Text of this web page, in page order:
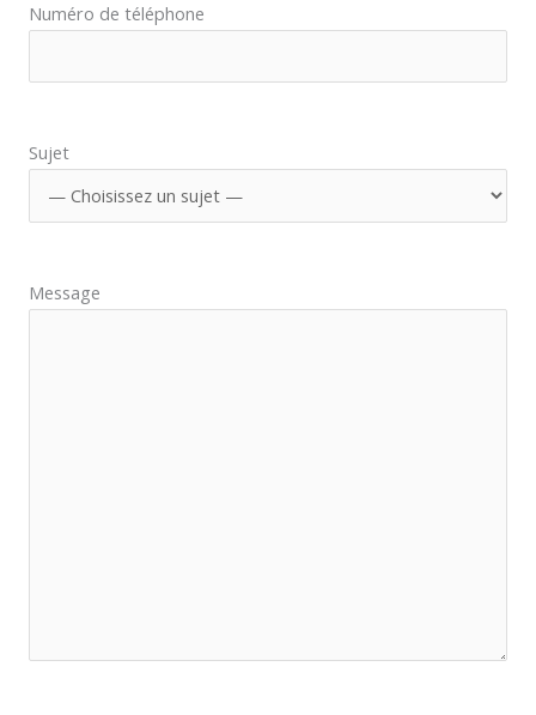
Numéro de téléphone
Sujet
Message